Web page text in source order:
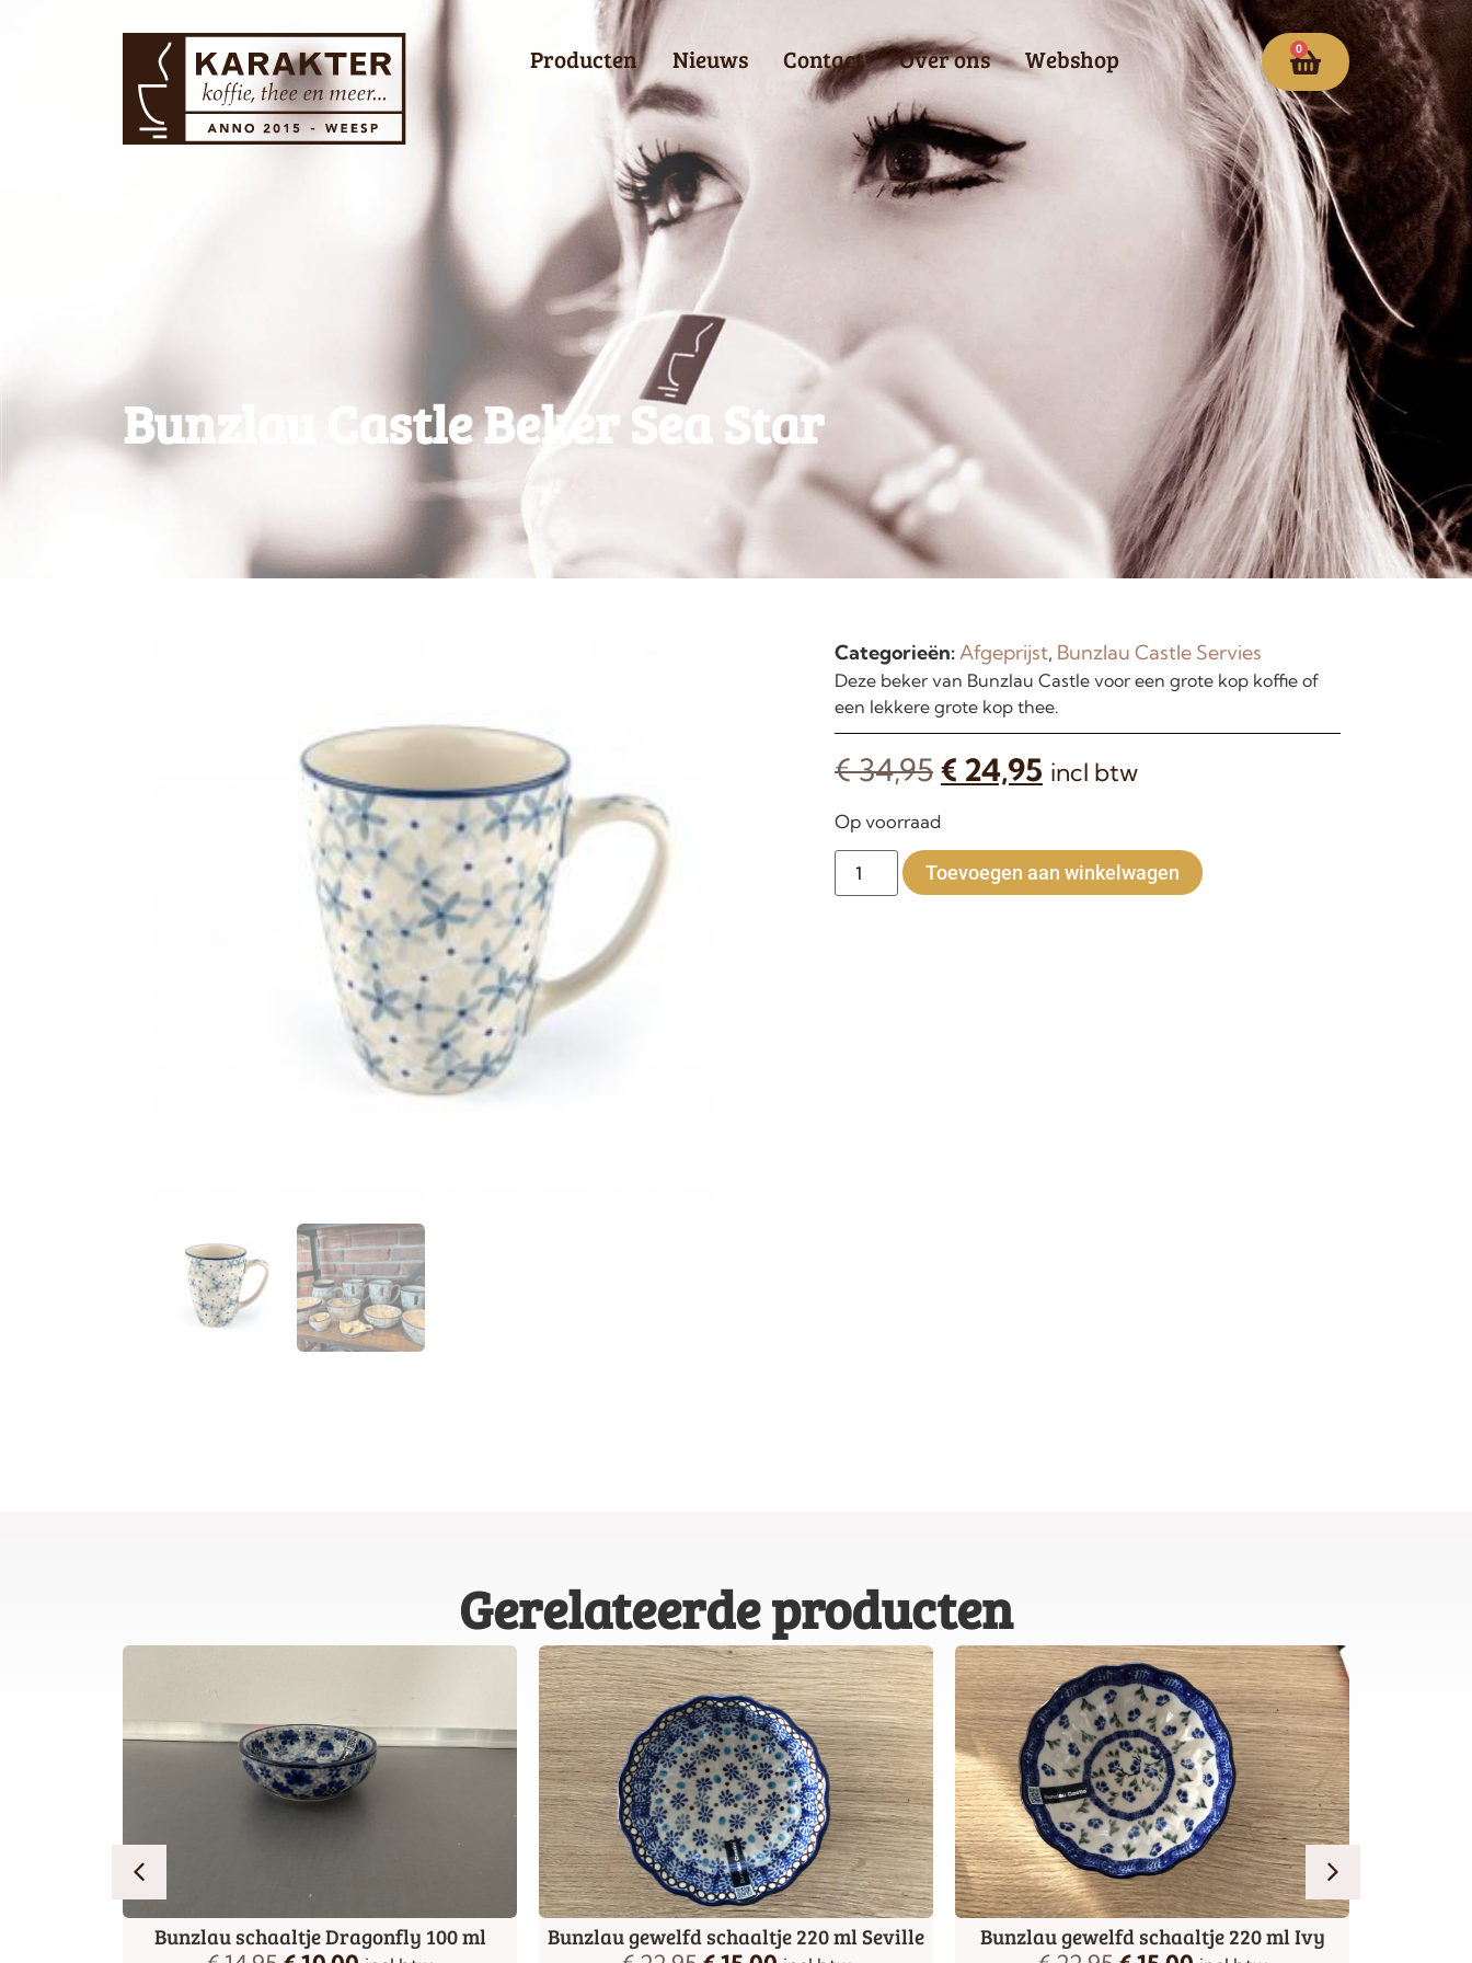
Producten Nieuws Contact Over ons Webshop 0
Bunzlau Castle Beker Sea Star
Categorieën: Afgeprijst, Bunzlau Castle Servies
Deze beker van Bunzlau Castle voor een grote kop koffie of
een lekkere grote kop thee.
€34,95 € 24,95 incl btw
Op voorraad
Toevoegen aan winkelwagen
Gerelateerde producten
Bunzlau schaaltje Dragonfly 100 ml Bunzlau gewelfd schaaltje 220 ml Seville Bunzlau gewelfd schaaltje 220 ml Ivy